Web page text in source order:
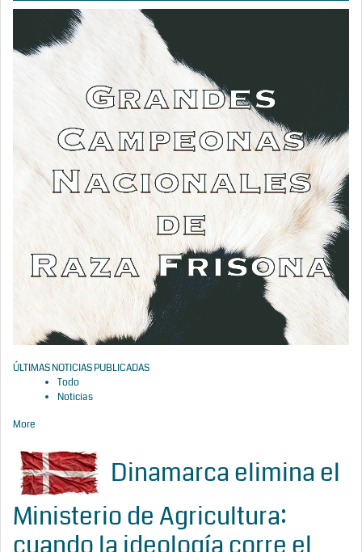
ÚLTIMAS NOTICIAS PUBLICADAS
Todo
Noticias
More
Dinamarca elimina el
Ministerio de Agricultura: